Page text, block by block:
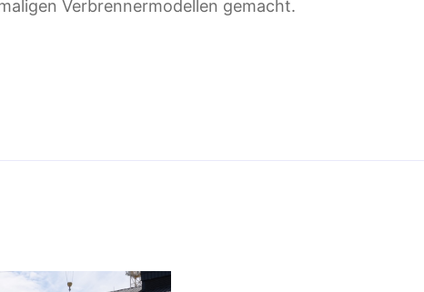
Verbrennermodellen gemacht.